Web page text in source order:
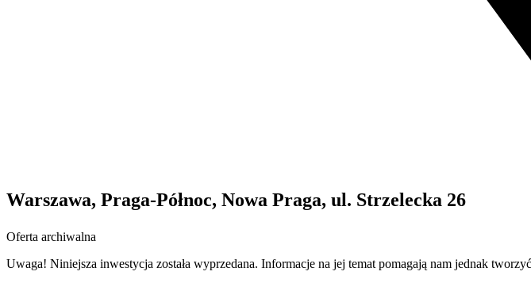
Warszawa, Praga-Północ, Nowa Praga, ul. Strzelecka 26
Oferta archiwalna
Uwaga! Niniejsza inwestycja została wyprzedana. Informacje na jej temat pomagają nam jednak